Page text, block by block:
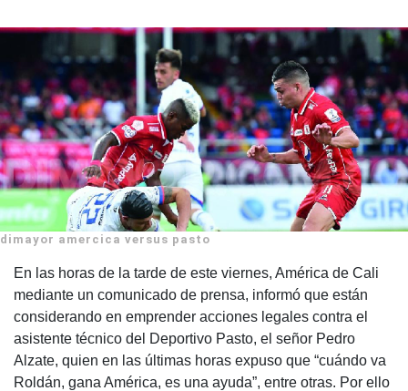
dimayor amercica versus pasto
En las horas de la tarde de este viernes, América de Cali
mediante un comunicado de prensa, informó que están
considerando en emprender acciones legales contra el
asistente técnico del Deportivo Pasto, el señor Pedro
Alzate, quien en las últimas horas expuso que “cuándo va
Roldán, gana América, es una ayuda”, entre otras. Por ello